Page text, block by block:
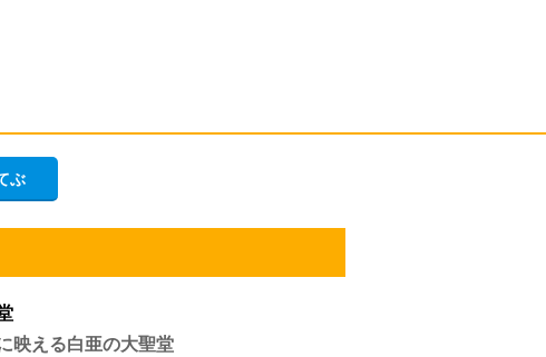
ぶ
映える白亜の大聖堂